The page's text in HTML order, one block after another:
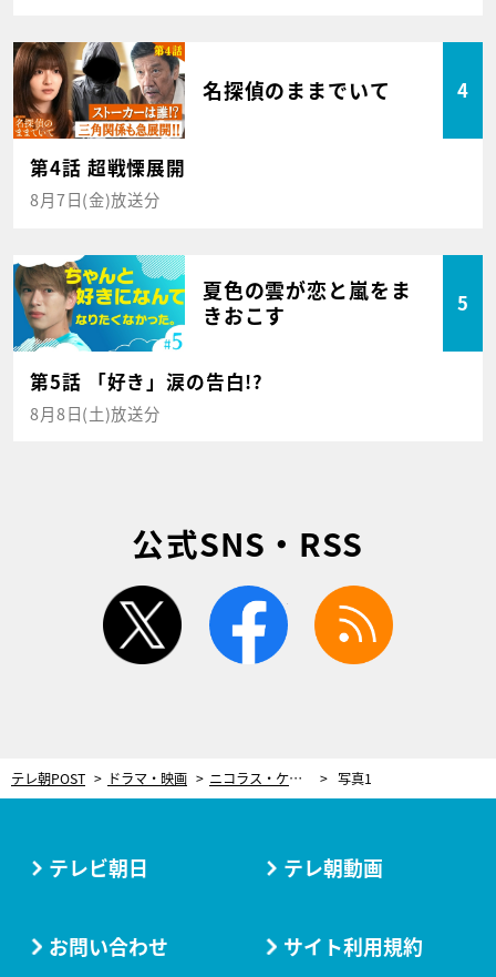
名探偵のままでいて 4
第4話 超戦慄展開
8月7日(金)放送分
夏色の雲が恋と嵐をま
きおこす
5
第5話 「好き」涙の告白!?
8月8日(土)放送分
公式SNS・RSS
twitter facebook
テレ朝POST ドラマ・映画 ニコラス・ケイジに絶賛された肉体派俳優・坂口拓が、挑む新境地「アクションなしの演技は新鮮です」 写真1
テレビ朝日 テレ朝動画
お問い合わせ サイト利用規約